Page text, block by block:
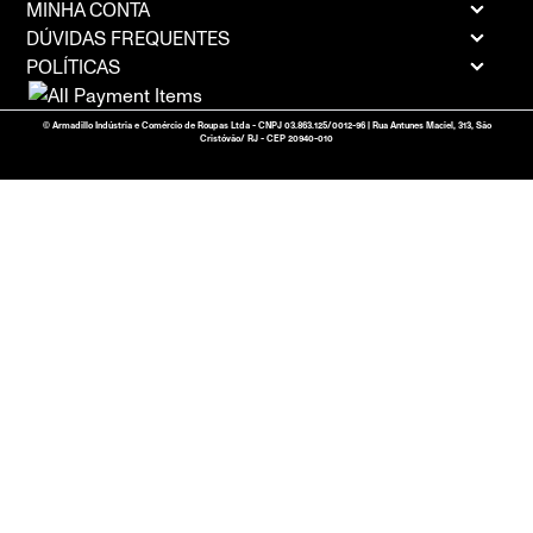
MINHA CONTA
DÚVIDAS FREQUENTES
POLÍTICAS
© Armadillo Indústria e Comércio de Roupas Ltda - CNPJ 03.863.125/0012-96 | Rua Antunes Maciel, 313, São
Cristóvão/ RJ - CEP 20940-010